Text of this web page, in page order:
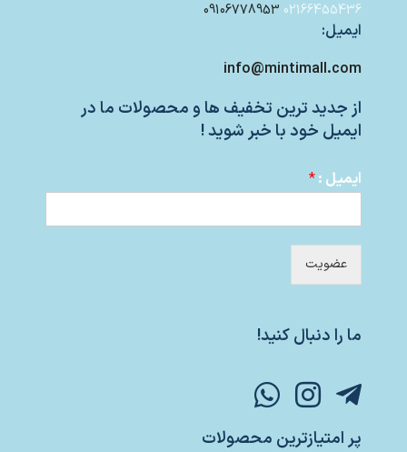
02166455436
09106778953
ایمیل:
info@mintimall.com
از جدید ترین تخفیف ها و محصولات ما در
ایمیل خود با خبر شوید !
ایمیل :*
عضویت
ما را دنبال کنید!
پر امتیازترین محصولات